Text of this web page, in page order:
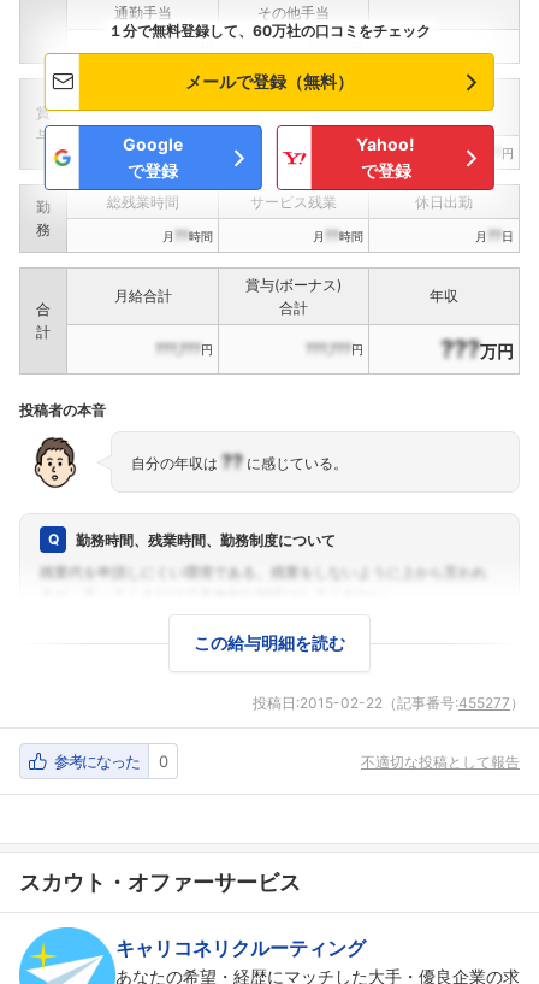
通勤手当
その他手当
賞
与
インセンティブ賞与
決算賞与
???,??? ???,??? 円 ???,??? 円
勤
務
総残業時間 サービス残業 休日出勤
月 ??時間 月 ??時間 月 ??日
合
計
月給合計
賞与(ボーナス)
合計
年収
???,???円 ???,???円 ???万円
１分で無料登録して、60万社の口コミをチェック
メールで登録（無料）
Google
で登録
Yahoo!
で登録
投稿者の本音
自分の年収は ??に感じている。
勤務時間、残業時間、勤務制度について
この給与明細を読む
投稿日:2015-02-22 （記事番号:455277 ）
参考になった 0 不適切な投稿として報告
スカウト・オファーサービス
キャリコネリクルーティング
あなたの希望・経歴にマッチした大手・優良企業の求